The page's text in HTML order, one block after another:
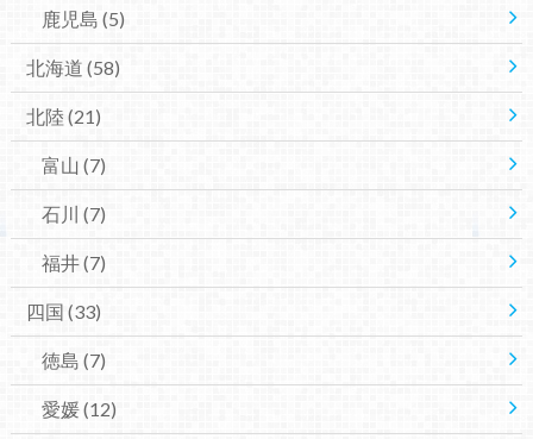
鹿児島 (5)
北海道 (58)
北陸(21)
富山 (7)
石川 (7)
福井(7)
四国 (33)
徳島 (7)
愛媛(12)